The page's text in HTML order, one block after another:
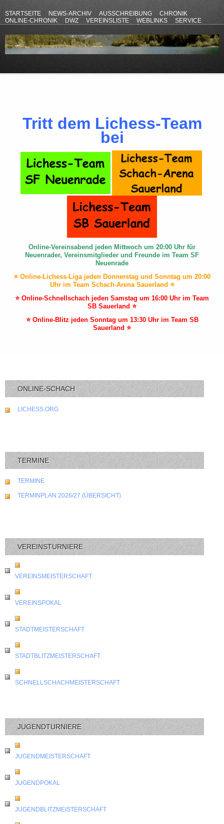
STARTSEITE NEWS-ARCHIV AUSSCHREIBUNG
CHRONIK
ONLINE-CHRONIK
DWZ VEREINSLISTE WEBLINKS
SERVICE
Tritt dem Lichess-Team
bei
Online-Vereinsabend jeden Mittwoch um 20:00 Uhr für
Neuenrader, Vereinsmitglieder und Freunde im Team SF
Neuenrade
⭐ Online-Lichess-Liga jeden Donnerstag und Sonntag um 20:00
Uhr im Team Schach-Arena Sauerland ⭐
⭐ Online-Schnellschach jeden Samstag um 16:00 Uhr im Team
SB Sauerland ⭐
⭐ Online-Blitz jeden Sonntag um 13:30 Uhr im Team SB
Sauerland ⭐
ONLINE-SCHACH
LICHESS.ORG
TERMINE
TERMINE
TERMINPLAN 2026/27 (ÜBERSICHT)
VEREINSTURNIERE
VEREINSMEISTERSCHAFT
VEREINSPOKAL
STADTMEISTERSCHAFT
STADTBLITZMEISTERSCHAFT
SCHNELLSCHACHMEISTERSCHAFT
JUGENDTURNIERE
JUGENDMEISTERSCHAFT
JUGENDPOKAL
JUGENDBLITZMEISTERSCHAFT